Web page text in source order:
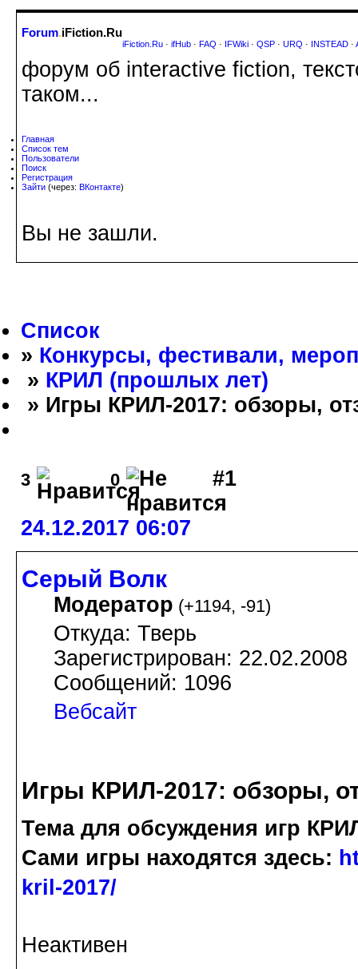
Forum.iFiction.Ru
iFiction.Ru · ifHub · FAQ · IFWiki · QSP · URQ · INSTEAD ·
форум об interactive fiction,
таком...
Главная
Список тем
Пользователи
Поиск
Регистрация
Зайти (через: ВКонтакте)
Вы не зашли.
Список
» Конкурсы, фестивали,
» КРИЛ (прошлых лет)
» Игры КРИЛ-2017: обзоры,
3 0 #1
24.12.2017 06:07
Серый Волк
Модератор (+1194, -91)
Откуда: Тверь
Зарегистрирован: 22.02.2008
Сообщений: 1096
Вебсайт
Игры КРИЛ-2017: обзоры,
Тема для обсуждения игр
Сами игры находятся здесь:
kril-2017/
Неактивен